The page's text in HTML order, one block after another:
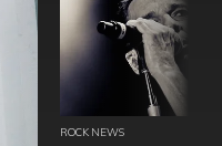
ROCK NEWS